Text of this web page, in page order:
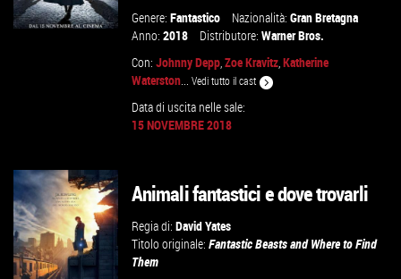
Genere:Fantastico Nazionalità:Gran Bretagna
Anno:2018 Distributore:Warner Bros.
Con:Johnny Depp,Zoe Kravitz,Katherine
Waterston...Vedi tutto il cast
Data di uscita nelle sale:
15 NOVEMBRE 2018
Animali fantastici e dove trovarli
Regia di:David Yates
Titolo originale:Fantastic Beasts and Where to Find
Them